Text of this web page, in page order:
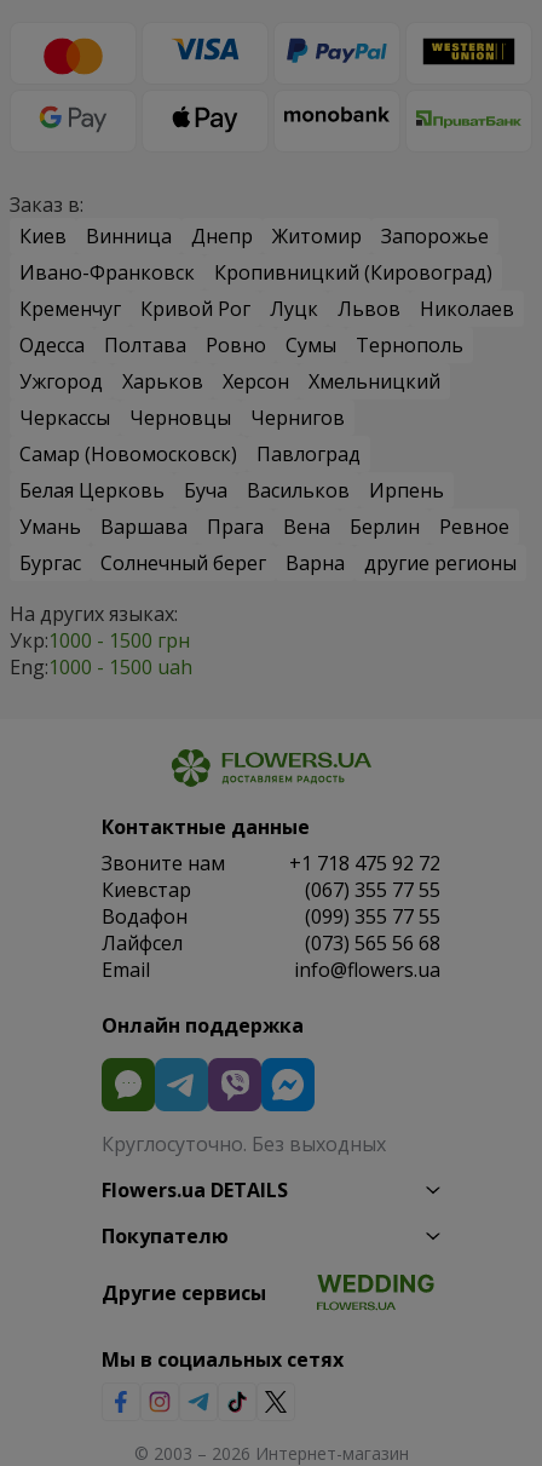
Заказ в:
Киев
Винница Днепр Житомир
Запорожье
Ивано-Франковск
Кропивницкий (Кировоград)
Кременчуг
Кривой Рог Луцк Львов
Николаев
Одесса
Полтава Ровно Сумы
Тернополь
Ужгород
Харьков Херсон
Хмельницкий
Черкассы
Черновцы
Чернигов
Самар (Новомосковск)
Павлоград
Белая Церковь
Буча Васильков
Ирпень
Умань
Варшава Прага Вена Берлин
Ревное
Бургас
Солнечный берег Варна
другие регионы
На других языках:
Укр:1000 - 1500 грн
Eng:1000 - 1500 uah
Контактные данные
Звоните нам
+1 718 475 92 72
Киевстар
(067) 355 77 55
Водафон
(099) 355 77 55
Лайфсел
(073) 565 56 68
Email
info@flowers.ua
Онлайн поддержка
Круглосуточно. Без выходных
Flowers.ua DETAILS
Покупателю
Другие сервисы
Мы в социальных сетях
© 2003 – 2026 Интернет-магазин